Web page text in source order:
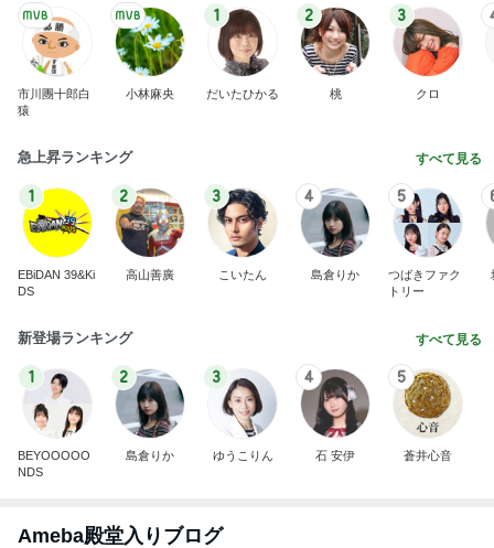
市川團十郎白
猿
小林麻央
1
だいたひかる
2
桃
3
クロ
急上昇ランキング すべて見る
1
EBiDAN 39&Ki
DS
2
高山善廣
3
こいたん
4
島倉りか
5
つばきファク
トリー
新登場ランキング すべて見る
1
BEYOOOOO
NDS
2
島倉りか
3
ゆうこりん
4
石 安伊
5
蒼井心音
Ameba殿堂入りブログ